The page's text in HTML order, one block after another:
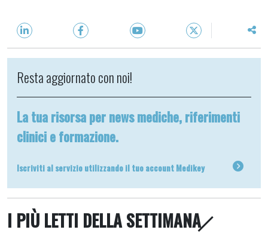
Resta aggiornato con noi!
La tua risorsa per news mediche, riferimenti
clinici e formazione.
Iscriviti al servizio utilizzando il tuo account Medikey
I PIÙ LETTI DELLA SETTIMANA